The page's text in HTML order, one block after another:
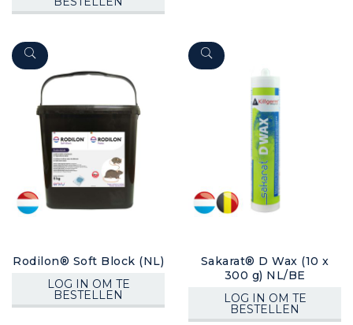
Rodilon® Soft Block (NL)
LOG IN OM TE
BESTELLEN
Sakarat® D Wax (10 x
300 g) NL/BE
LOG IN OM TE
BESTELLEN